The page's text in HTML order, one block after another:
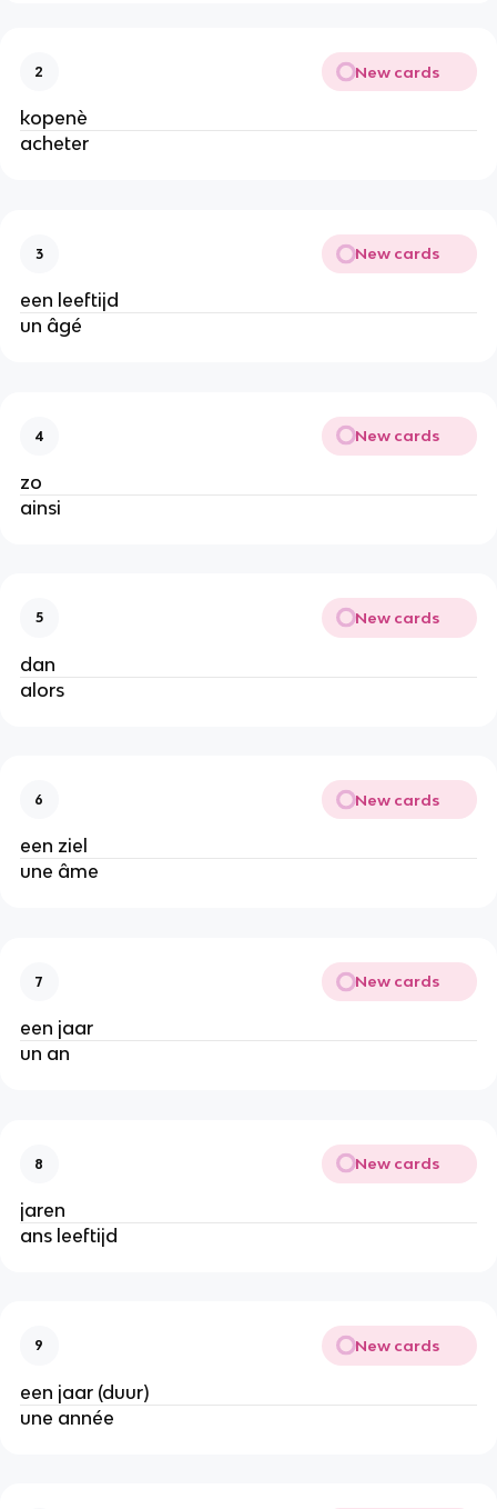
2 New cards
kopenè
acheter
3 New cards
een leeftijd
un âgé
4 New cards
zo
ainsi
5 New cards
dan
alors
6 New cards
een ziel
une âme
7 New cards
een jaar
un an
8 New cards
jaren
ans leeftijd
9 New cards
een jaar (duur)
une année